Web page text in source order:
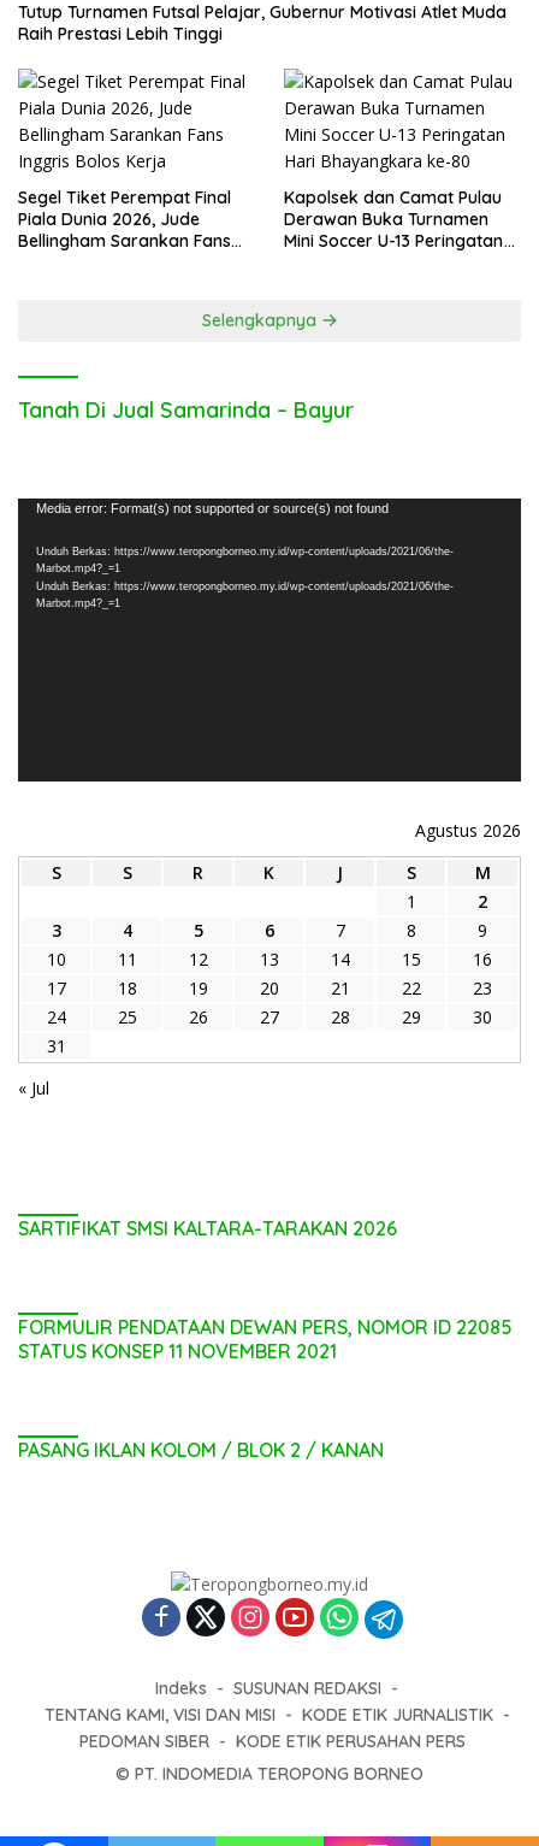
Tutup Turnamen Futsal Pelajar, Gubernur Motivasi Atlet Muda
Raih Prestasi Lebih Tinggi
Segel Tiket Perempat Final
Piala Dunia 2026, Jude
Bellingham Sarankan Fans
Kapolsek dan Camat Pulau
Derawan Buka Turnamen
Mini Soccer U-13 Peringatan
Selengkapnya
Tanah Di Jual Samarinda – Bayur
Pemutar
Media error: Format(s) not supported or source(s) not found
Unduh Berkas: https://www.teropongborneo.my.id/wp-content/uploads/2021/06/the-
Marbot.mp4?_=1
Unduh Berkas: https://www.teropongborneo.my.id/wp-content/uploads/2021/06/the-
Marbot.mp4?_=1
Agustus 2026
S
S R K J S
M
1
2
3
4 5 6 7 8
9
10
11 12 13 14 15
16
17
18 19 20 21 22
23
24
25 26 27 28 29
30
31
« Jul
SARTIFIKAT SMSI KALTARA-TARAKAN 2026
FORMULIR PENDATAAN DEWAN PERS, NOMOR ID 22085
STATUS KONSEP 11 NOVEMBER 2021
PASANG IKLAN KOLOM / BLOK 2 / KANAN
Indeks
SUSUNAN REDAKSI
TENTANG KAMI, VISI DAN MISI
KODE ETIK JURNALISTIK
PEDOMAN SIBER
KODE ETIK PERUSAHAN PERS
© PT. INDOMEDIA TEROPONG BORNEO